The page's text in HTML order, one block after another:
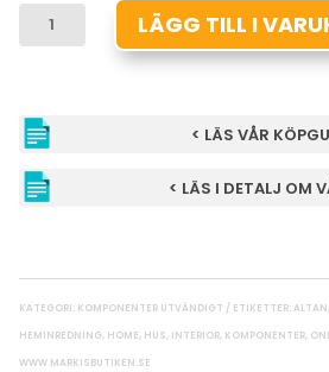
NISCHBESLAG
FALLARM
LÄGG TILL I
< LÄS VÅR
< LÄS I DETALJ OM
KATEGORI: KOMPONENTER UTVÄNDIGT ETIKETTER:ALTAN,
HEMINREDNING, HOME, HUS, INTERIOR, KOMPONENTER,
WWW.MARKISBUTIKEN.SE